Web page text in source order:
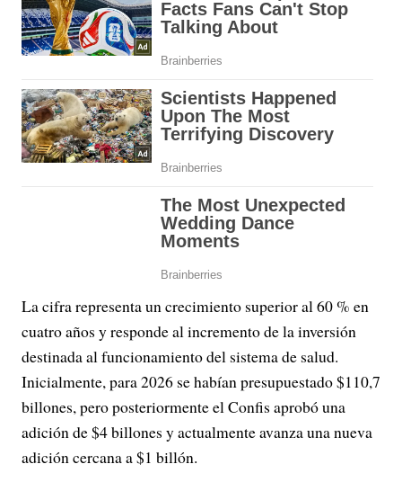
La cifra representa un crecimiento superior al 60 % en
cuatro años y responde al incremento de la inversión
destinada al funcionamiento del sistema de salud.
Inicialmente, para 2026 se habían presupuestado $110,7
billones, pero posteriormente el Confis aprobó una
adición de $4 billones y actualmente avanza una nueva
adición cercana a $1 billón.